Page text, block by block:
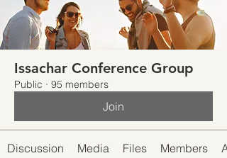
Issachar Conference Group
Public · 95 members
Join
Discussion Media Files Members